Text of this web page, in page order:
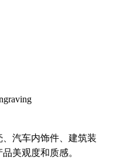
、汽车内饰件、建筑装
美观度和质感。